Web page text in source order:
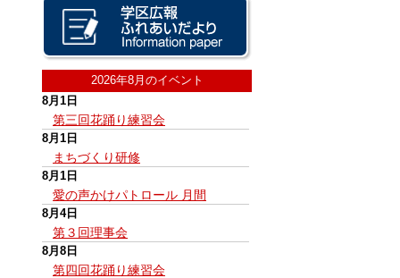
2026年8月のイベント
8月1日
第三回花踊り練習会
8月1日
まちづくり研修
8月1日
愛の声かけパトロール 月間
8月4日
第３回理事会
8月8日
第四回花踊り練習会